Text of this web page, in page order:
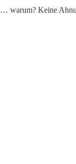
… warum? Keine